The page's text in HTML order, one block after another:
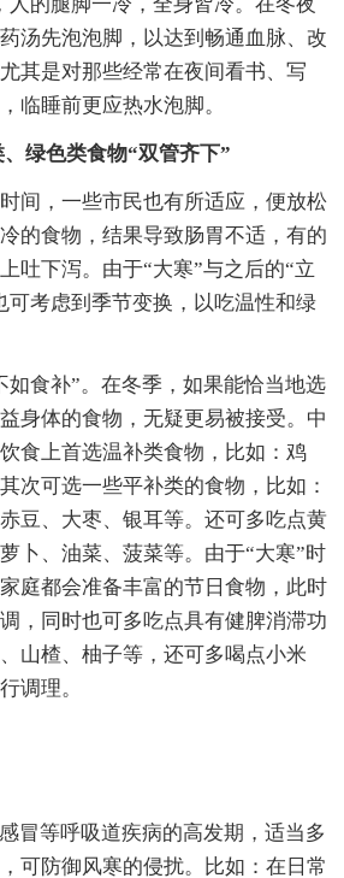
汤先泡泡脚，以达到畅通血脉、改
其是对那些经常在夜间看书、写
临睡前更应热水泡脚。
、绿色类食物“双管齐下”
间，一些市民也有所适应，便放松
的食物，结果导致肠胃不适，有的
吐下泻。由于“大寒”与之后的“立
可考虑到季节变换，以吃温性和绿
如食补”。在冬季，如果能恰当地选
身体的食物，无疑更易被接受。中
食上首选温补类食物，比如：鸡
次可选一些平补类的食物，比如：
豆、大枣、银耳等。还可多吃点黄
卜、油菜、菠菜等。由于“大寒”时
庭都会准备丰富的节日食物，此时
，同时也可多吃点具有健脾消滞功
山楂、柚子等，还可多喝点小米
调理。
冒等呼吸道疾病的高发期，适当多
可防御风寒的侵扰。比如：在日常